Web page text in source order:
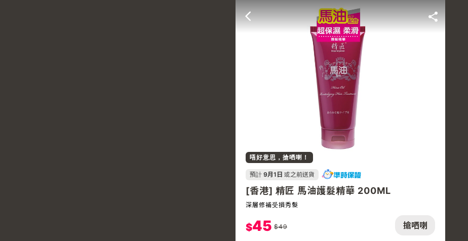
搶哂喇
唔好意思，搶哂喇！
預計 9月1日 或之前送貨
[香港] 精匠 馬油護髮精華 200ML
深層修補受損秀髮
$45 $49